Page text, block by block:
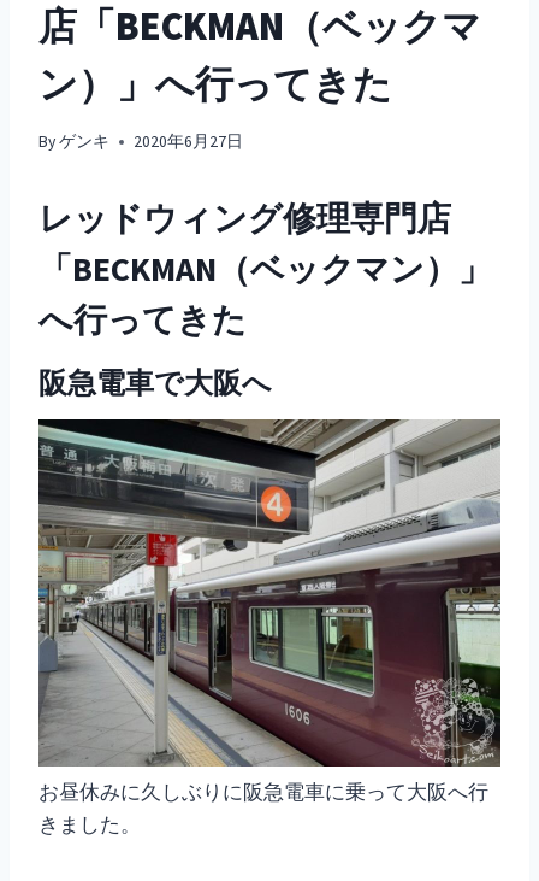
店「BECKMAN（ベックマ
ン）」へ行ってきた
Byゲンキ 2020年6月27日
レッドウィング修理専門店
「BECKMAN（ベックマン）」
へ行ってきた
阪急電車で大阪へ
お昼休みに久しぶりに阪急電車に乗って大阪へ行
きました。